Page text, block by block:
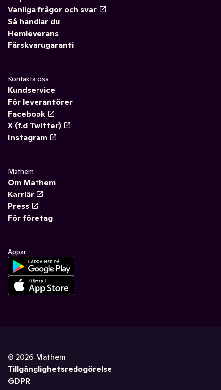
Vanliga frågor och svar
Så handlar du
Hemleverans
Färskvarugaranti
Kontakta oss
Kundservice
För leverantörer
Facebook
X (f.d Twitter)
Instagram
Mathem
Om Mathem
Karriär
Press
För företag
Appar
© 2026 Mathem
Tillgänglighetsredogörelse
GDPR